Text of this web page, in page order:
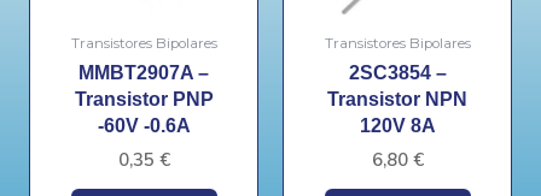
Transistores Bipolares
MMBT2907A –
Transistor PNP
-60V -0.6A
0,35 €
Transistores Bipolares
2SC3854 –
Transistor NPN
120V 8A
6,80 €